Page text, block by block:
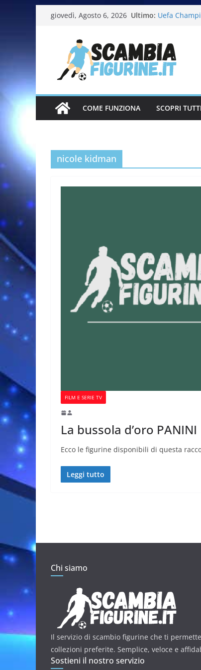
giovedì, Agosto 6, 2026 Ultimo: Uefa
Calciatrici
Calciatori
COME FUNZIONA SCOPRI
nicole kidman
FILM E SERIE TV
La bussola d’oro PANINI
Ecco le figurine disponibili di questa
Leggi tutto
Chi siamo
Il servizio di scambio figurine che ti
collezioni preferite. Semplice, veloce e
Sostieni il nostro servizio